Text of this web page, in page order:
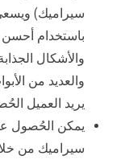
سيراميك)
باستخدام أحسن
والأشكال
والعديد من
يريد العميل
يمكن الحُصول
سيراميك من